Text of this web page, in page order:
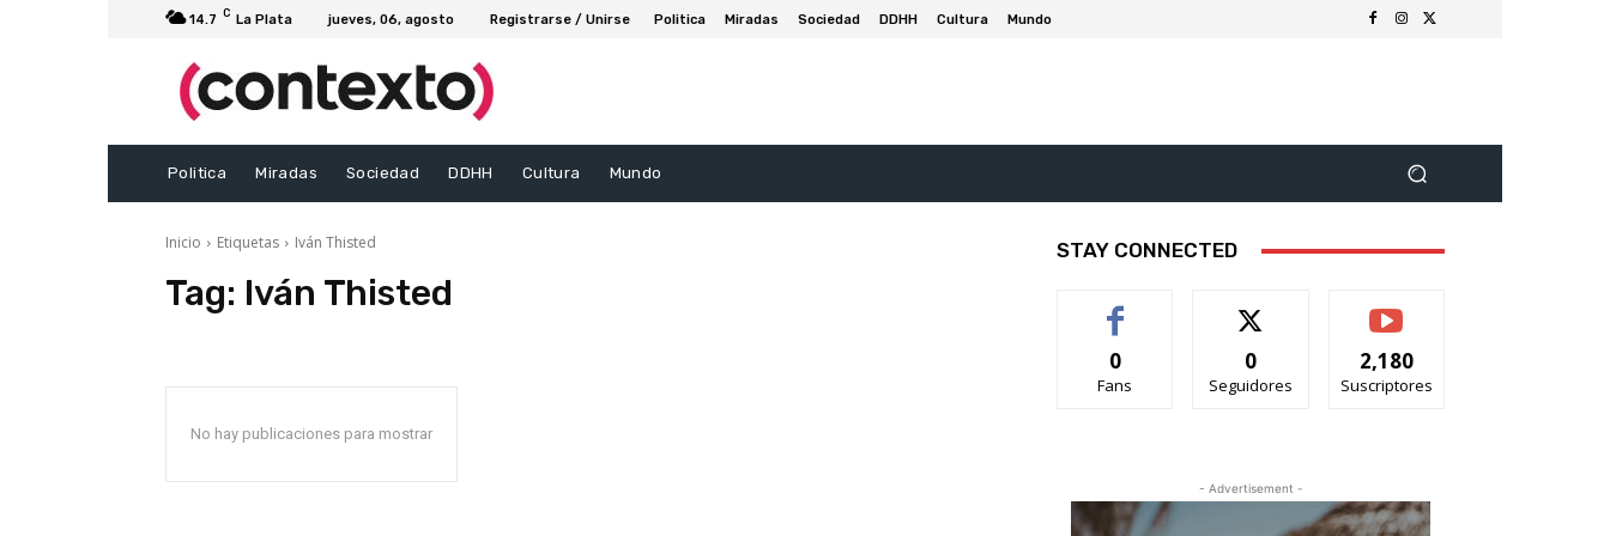
14.7 C La Plata jueves, 06, agosto Registrarse / Unirse Politica Miradas Sociedad DDHH Cultura Mundo
Politica Miradas Sociedad DDHH Cultura Mundo
Inicio Etiquetas Iván Thisted
Tag: Iván Thisted
No hay publicaciones para mostrar
STAY CONNECTED
0
Fans
0
Seguidores
2,180
Suscriptores
- Advertisement -